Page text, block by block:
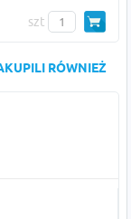
szt
RÓWNIEŻ